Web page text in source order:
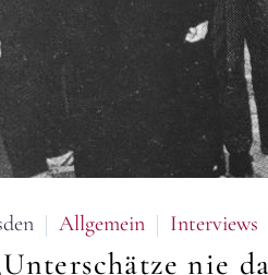
Allgemein Interviews
nie